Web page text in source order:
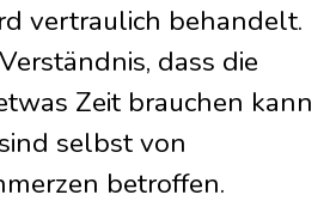
vertraulich behandelt.
dass die
Zeit brauchen kann
selbst von
betroffen.